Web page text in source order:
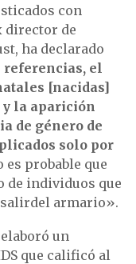
con
director de
ha declarado
referencias, el
[nacidas]
y la aparición
de género de
solo por
es probable que
de individuos que
armario».
un
que calificó al